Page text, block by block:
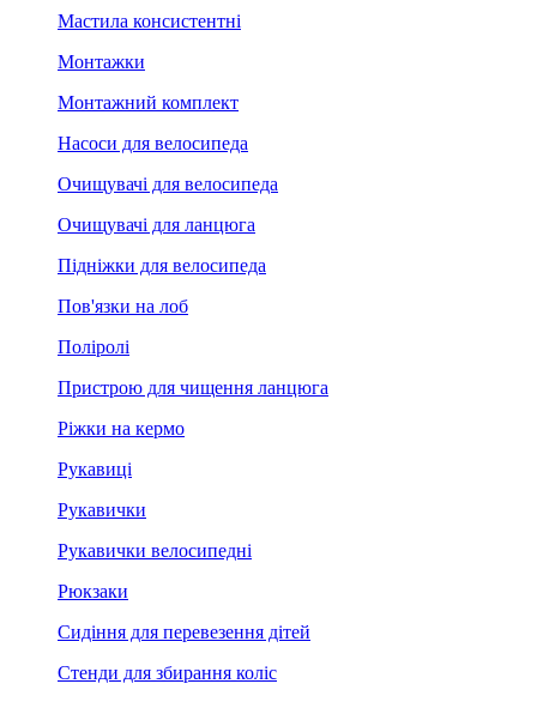
Мастила консистентні
Монтажки
Монтажний комплект
Насоси для велосипеда
Очищувачі для велосипеда
Очищувачі для ланцюга
Підніжки для велосипеда
Пов'язки на лоб
Поліролі
Пристрою для чищення ланцюга
Ріжки на кермо
Рукавиці
Рукавички
Рукавички велосипедні
Рюкзаки
Сидіння для перевезення дітей
Стенди для збирання коліс